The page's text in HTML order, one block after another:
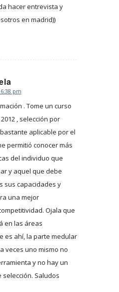
hacer entrevista y
en madrid))
pm
. Tome un curso
, selección por
aplicable por el
permitió conocer más
del individuo que
y aquel que debe
sus capacidades y
una mejor
Ojala que
en las áreas
es ahí, la parte medular
veces uno mismo no
y no hay un
Saludos